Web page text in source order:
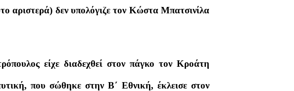
αριστερά) δεν υπολόγιζε τον Κώστα Μπατσινίλα
είχε διαδεχθεί στον πάγκο τον Κροάτη
που σώθηκε στην Β΄ Εθνική, έκλεισε στον